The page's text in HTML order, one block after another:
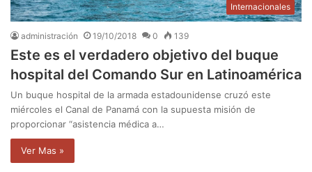
Internacionales
administración 19/10/2018 0 139
Este es el verdadero objetivo del buque
hospital del Comando Sur en Latinoamérica
Un buque hospital de la armada estadounidense cruzó este
miércoles el Canal de Panamá con la supuesta misión de
proporcionar “asistencia médica a…
Ver Mas »